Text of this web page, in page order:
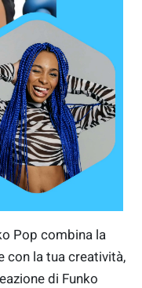
Pop combina la
con la tua creatività,
di Funko